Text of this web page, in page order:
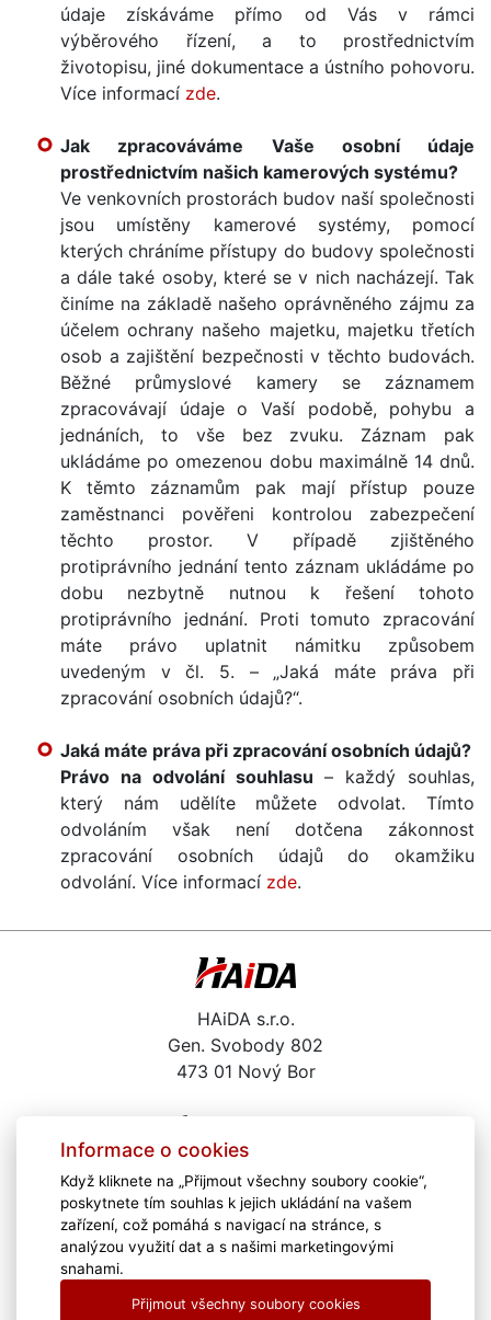
údaje získáváme přímo od Vás v rámci
výběrového řízení, a to prostřednictvím
životopisu, jiné dokumentace a ústního pohovoru.
Více informací zde.
Jak zpracováváme Vaše osobní údaje
prostřednictvím našich kamerových systému?
Ve venkovních prostorách budov naší společnosti
jsou umístěny kamerové systémy, pomocí
kterých chráníme přístupy do budovy společnosti
a dále také osoby, které se v nich nacházejí. Tak
činíme na základě našeho oprávněného zájmu za
účelem ochrany našeho majetku, majetku třetích
osob a zajištění bezpečnosti v těchto budovách.
Běžné průmyslové kamery se záznamem
zpracovávají údaje o Vaší podobě, pohybu a
jednáních, to vše bez zvuku. Záznam pak
ukládáme po omezenou dobu maximálně 14 dnů.
K těmto záznamům pak mají přístup pouze
zaměstnanci pověřeni kontrolou zabezpečení
těchto prostor. V případě zjištěného
protiprávního jednání tento záznam ukládáme po
dobu nezbytně nutnou k řešení tohoto
protiprávního jednání. Proti tomuto zpracování
máte právo uplatnit námitku způsobem
uvedeným v čl. 5. – „Jaká máte práva při
zpracování osobních údajů?“.
Jaká máte práva při zpracování osobních údajů?
Právo na odvolání souhlasu – každý souhlas,
který nám udělíte můžete odvolat. Tímto
odvoláním však není dotčena zákonnost
zpracování osobních údajů do okamžiku
odvolání. Více informací zde.
HAiDA s.r.o.
Gen. Svobody 802
473 01 Nový Bor
haida@haida.cz
Kariéra
Školení
Zajímavé odkazy
Informace o cookies
Když kliknete na „Přijmout všechny soubory cookie“,
poskytnete tím souhlas k jejich ukládání na vašem
zařízení, což pomáhá s navigací na stránce, s
analýzou využití dat a s našimi marketingovými
snahami.
Přijmout všechny soubory cookies